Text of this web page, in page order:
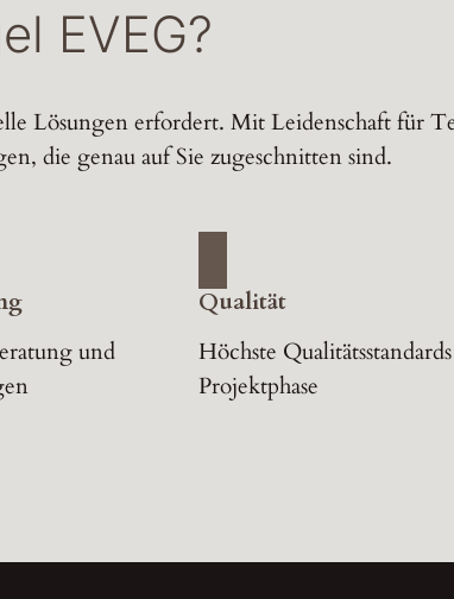
EVEG?
Lösungen erfordert. Mit Leidenschaft für
die genau auf Sie zugeschnitten sind.
und
Qualität
Höchste
Projektphase